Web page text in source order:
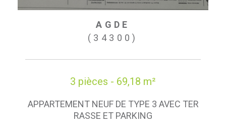
AGDE
(34300)
3 pièces - 69,18 m²
APPARTEMENT NEUF DE TYPE 3 AVEC TER
RASSE ET PARKING